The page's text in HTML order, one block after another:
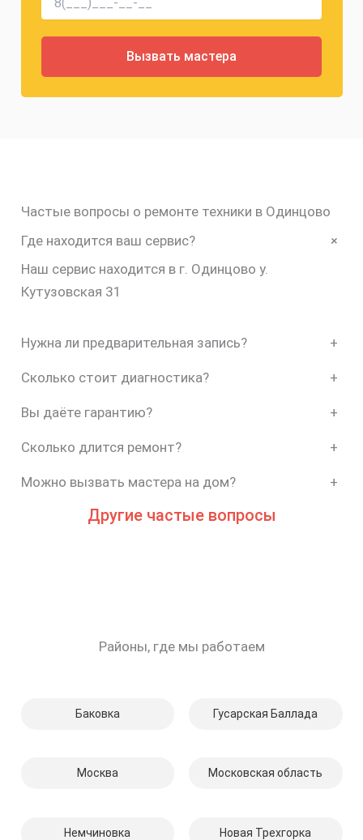
Частые вопросы о ремонте техники в Одинцово
Где находится ваш сервис?
+
Наш сервис находится в г. Одинцово у.
Кутузовская 31
Нужна ли предварительная запись? +
Сколько стоит диагностика? +
Вы даёте гарантию? +
Сколько длится ремонт? +
Можно вызвать мастера на дом? +
Другие частые вопросы
Районы, где мы работаем
Баковка Гусарская Баллада
Москва Московская область
Немчиновка Новая Трехгорка